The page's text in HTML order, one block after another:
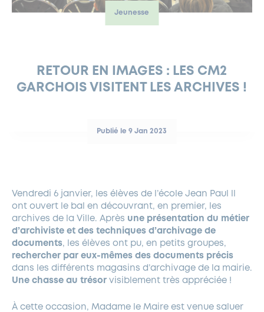
EAU POTABLE ET ASSAINISSEMENT
DÉCLARATION DE CATASTROPHE NATURELLE
LOCATION DE SALLES
INFORMATIONS PRATIQUES
SUBVENTIONS
PANNEAUX D’AFFICHAGE LIBRE
GRÖBENZELL
DÉVELOPPEMENT DURABLE
DEMANDE D’ABATTAGE
GESTION DU PATRIMOINE ARBORÉ
Jeunesse
RETOUR EN IMAGES : LES CM2
GARCHOIS VISITENT LES ARCHIVES !
Publié le 9 Jan 2023
Vendredi 6 janvier, les élèves de l’école Jean Paul ll
ont ouvert le bal en découvrant, en premier, les
archives de la Ville. Après une présentation du métier
d’archiviste et des techniques d’archivage de
documents, les élèves ont pu, en petits groupes,
rechercher par eux-mêmes des documents précis
dans les différents magasins d’archivage de la mairie.
Une chasse au trésor visiblement très appréciée !
À cette occasion, Madame le Maire est venue saluer